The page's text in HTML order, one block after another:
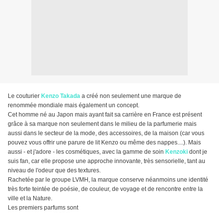
Le couturier Kenzo Takada a créé non seulement une marque de
renommée mondiale mais également un concept.
Cet homme né au Japon mais ayant fait sa carrière en France est présent
grâce à sa marque non seulement dans le milieu de la parfumerie mais
aussi dans le secteur de la mode, des accessoires, de la maison (car vous
pouvez vous offrir une parure de lit Kenzo ou même des nappes....). Mais
aussi - et j'adore - les cosmétiques, avec la gamme de soin Kenzoki dont je
suis fan, car elle propose une approche innovante, très sensorielle, tant au
niveau de l'odeur que des textures.
Rachetée par le groupe LVMH, la marque conserve néanmoins une identité
très forte teintée de poésie, de couleur, de voyage et de rencontre entre la
ville et la Nature.
Les premiers parfums sont